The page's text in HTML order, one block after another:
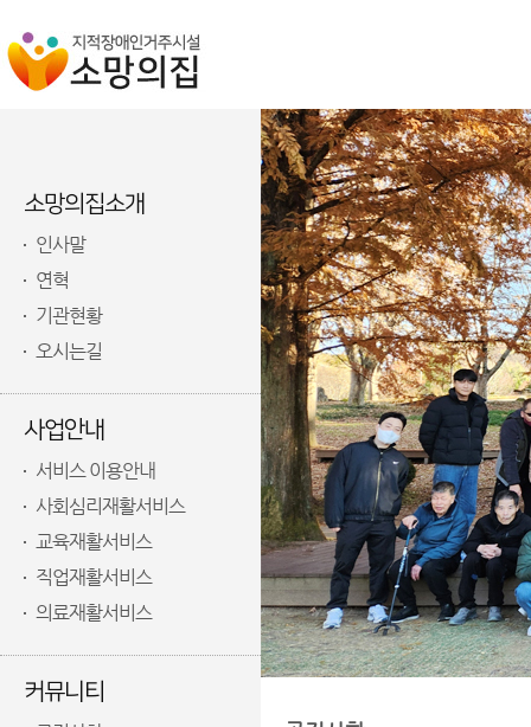
소망의집소개
인사말
연혁
기관현황
오시는길
사업안내
서비스 이용안내
사회심리재활서비스
교육재활서비스
직업재활서비스
의료재활서비스
커뮤니티